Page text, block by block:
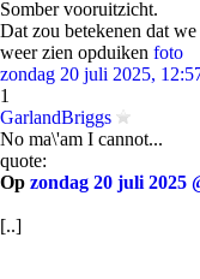
Somber vooruitzicht.
Dat zou betekenen dat
weer zien opduiken foto
zondag 20 juli 2025,
1
GarlandBriggs
No ma\'am I cannot...
quote:
Op zondag 20 juli 2025
[..]